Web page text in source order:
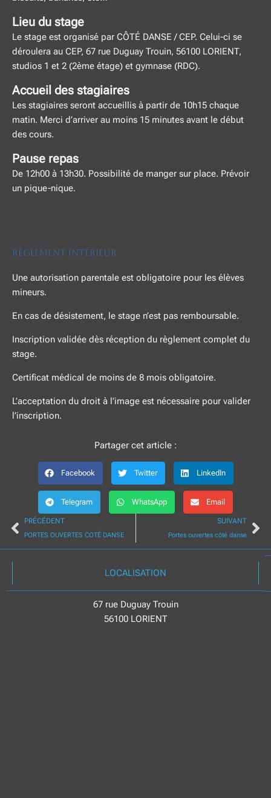
Lieu du stage
Le stage est organisé par CÔTÉ DANSE / CEP. Celui-ci se
déroulera au CEP, 67 rue Duguay Trouin, 56100 LORIENT,
studios 1 et 2 (2ème étage) et gymnase (RDC).
Accueil des stagiaires
Les stagiaires seront accueillis à partir de 10h15 chaque
matin. Merci d’arriver au moins 15 minutes avant le début
des cours.
Pause repas
De 12h00 à 13h30. Possibilité de manger sur place. Prévoir
un pique-nique.
Règlement Intérieur
Une autorisation parentale est obligatoire pour les élèves
mineurs.
En cas de désistement, le stage n’est pas remboursable.
Inscription validée dès réception du règlement complet du
stage.
Certificat médical de moins de 8 mois obligatoire.
L’acceptation du droit à l’image est nécessaire pour valider
l’inscription.
Partager cet article :
Facebook Twitter LinkedIn
Telegram WhatsApp Email
Précédent
PRÉCÉDENT
PORTES OUVERTES COTÉ DANSE
SUIVANT
Portes ouvertes côté danse
LOCALISATION
67 rue Duguay Trouin
56100 LORIENT